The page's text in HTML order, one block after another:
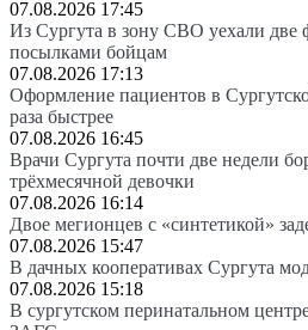
07.08.2026 17:45
Из Сургута в зону СВО уехали две
посылками бойцам
07.08.2026 17:13
Оформление пациентов в
раза быстрее
07.08.2026 16:45
Врачи Сургута почти две недели
трёхмесячной девочки
07.08.2026 16:14
Двое мегионцев с «синтетикой»
07.08.2026 15:47
В дачных кооперативах Сургута
07.08.2026 15:18
В сургутском перинатальном